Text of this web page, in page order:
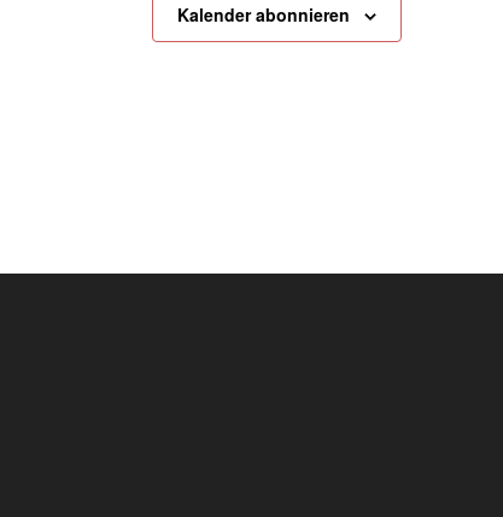
Kalender abonnieren